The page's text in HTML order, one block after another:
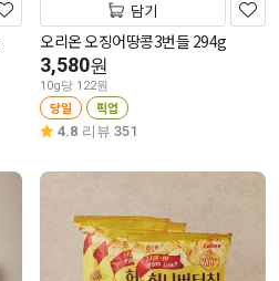
담기
오리온 오징어땅콩3번들 294g
3,580원
10g당 122원
당일 픽업
4.8 리뷰 351